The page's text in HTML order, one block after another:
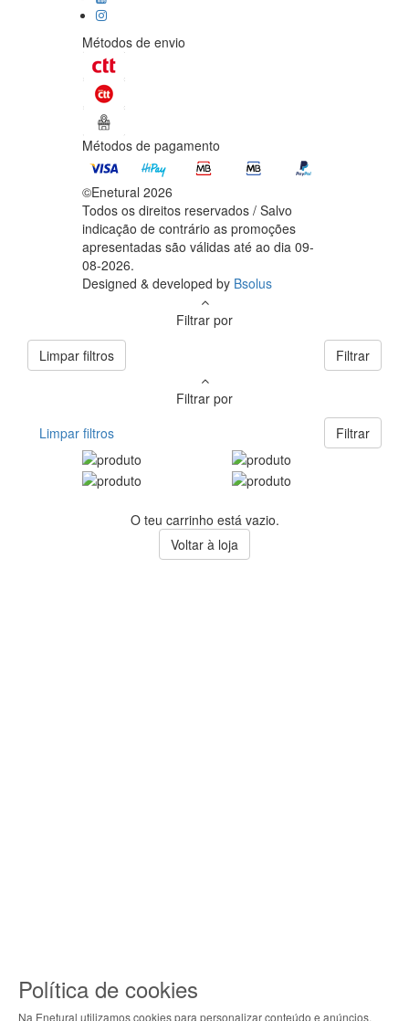
Métodos de envio
Métodos de pagamento
©Enetural 2026
Todos os direitos reservados / Salvo
indicação de contrário as promoções
apresentadas são válidas até ao dia 09-
08-2026.
Designed & developed by Bsolus
Filtrar por
Limpar filtros
Filtrar
Filtrar por
Limpar filtros
Filtrar
O teu carrinho está vazio.
Voltar à loja
Política de cookies
Na Enetural utilizamos cookies para personalizar conteúdo e anúncios,